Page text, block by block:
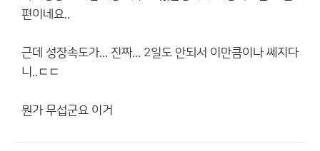
편이네요..
근데 성장속도가... 진짜... 2일도 안되서 이만큼이나 쎄지다
니..ㄷㄷ
뭔가 무섭군요 이거